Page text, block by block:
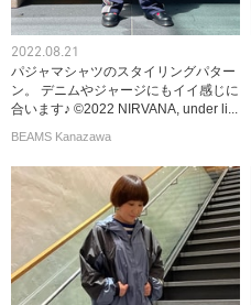
2022.08.21
パジャマシャツのスタイリングパター
ン。 デニムやジャージにもイイ感じに
合います♪ ©2022 NIRVANA, under li...
BEAMS Kanazawa